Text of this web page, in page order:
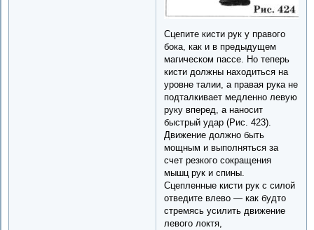
Сцепите кисти рук у правого
бока, как и в предыдущем
магическом пассе. Но теперь
кисти должны находиться на
уровне талии, а правая рука не
подталкивает медленно левую
руку вперед, а наносит
быстрый удар (Рис. 423).
Движение должно быть
мощным и выполняться за
счет резкого сокращения
мышц рук и спины.
Сцепленные кисти рук с силой
отведите влево — как будто
стремясь усилить движение
левого локтя,